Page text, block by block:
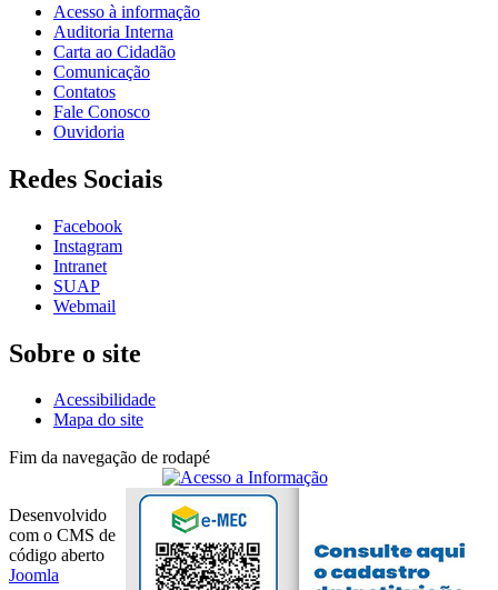
Acesso à informação
Auditoria Interna
Carta ao Cidadão
Comunicação
Contatos
Fale Conosco
Ouvidoria
Redes Sociais
Facebook
Instagram
Intranet
SUAP
Webmail
Sobre o site
Acessibilidade
Mapa do site
Fim da navegação de rodapé
Desenvolvido
com o CMS de
código aberto
Joomla